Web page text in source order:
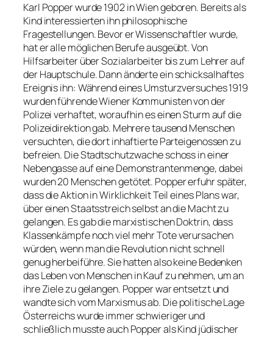
Karl Popper wurde 1902 in Wien geboren. Bereits als
Kind interessierten ihn philosophische
Fragestellungen. Bevor er Wissenschaftler wurde,
hat er alle möglichen Berufe ausgeübt. Von
Hilfsarbeiter über Sozialarbeiter bis zum Lehrer auf
der Hauptschule. Dann änderte ein schicksalhaftes
Ereignis ihn: Während eines Umsturzversuches 1919
wurden führende Wiener Kommunisten von der
Polizei verhaftet, woraufhin es einen Sturm auf die
Polizeidirektion gab. Mehrere tausend Menschen
versuchten, die dort inhaftierte Parteigenossen zu
befreien. Die Stadtschutzwache schoss in einer
Nebengasse auf eine Demonstrantenmenge, dabei
wurden 20 Menschen getötet. Popper erfuhr später,
dass die Aktion in Wirklichkeit Teil eines Plans war,
über einen Staatsstreich selbst an die Macht zu
gelangen. Es gab die marxistischen Doktrin, dass
Klassenkämpfe noch viel mehr Tote verursachen
würden, wenn man die Revolution nicht schnell
genug herbeiführe. Sie hatten also keine Bedenken
das Leben von Menschen in Kauf zu nehmen, um an
ihre Ziele zu gelangen. Popper war entsetzt und
wandte sich vom Marxismus ab. Die politische Lage
Österreichs wurde immer schwieriger und
schließlich musste auch Popper als Kind jüdischer